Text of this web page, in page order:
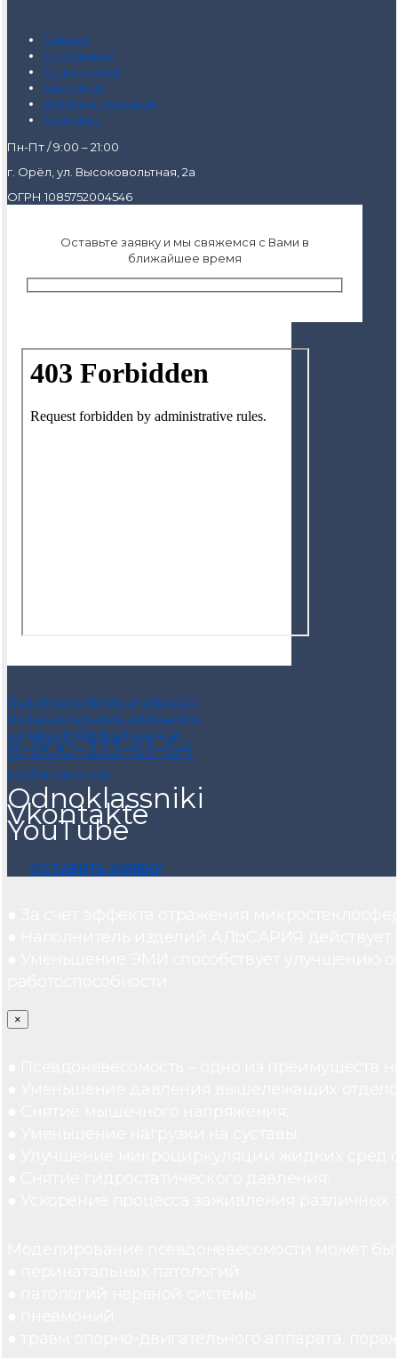
Главная
О компании
О продукции
Как купить
Интернет-магазин
Контакты
Пн-Пт / 9:00 – 21:00
г. Орёл, ул. Высоковольтная, 2а
ОГРН 1085752004546
Оставьте заявку и мы свяжемся с Вами в
ближайшее время
Политика конфиденциальности
Пользовательское соглашение
Договор публичной оферты
8-800-333-61-64
info@alsariya.com
Odnoklassniki
Vkontakte
YouTube
ОСТАВИТЬ ЗАЯВКУ
×